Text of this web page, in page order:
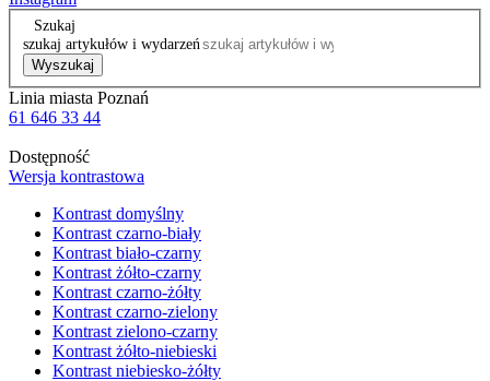
Szukaj
szukaj artykułów i wydarzeń
Wyszukaj
Linia miasta Poznań
61 646 33 44
Dostępność
Wersja kontrastowa
Kontrast domyślny
Kontrast czarno-biały
Kontrast biało-czarny
Kontrast żółto-czarny
Kontrast czarno-żółty
Kontrast czarno-zielony
Kontrast zielono-czarny
Kontrast żółto-niebieski
Kontrast niebiesko-żółty